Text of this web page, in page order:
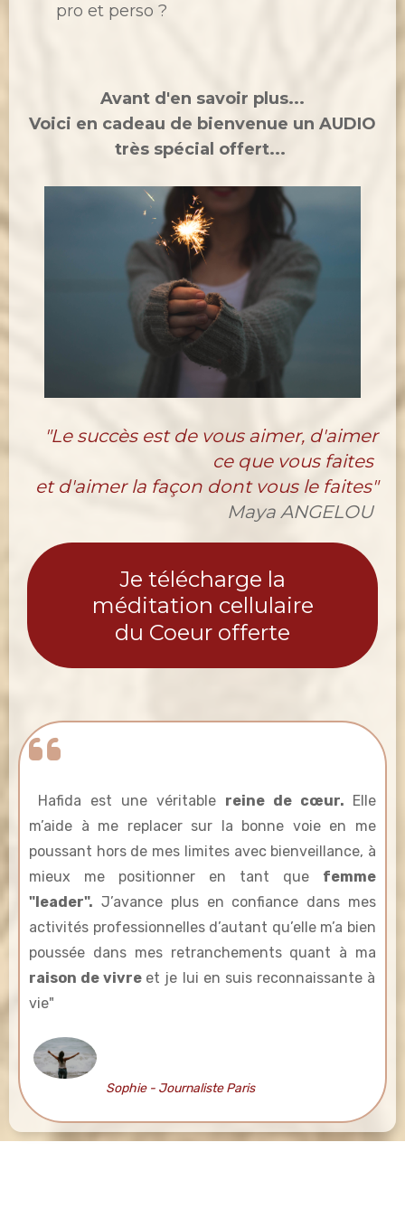
pro et perso ?
Avant d'en savoir plus...
Voici en cadeau de bienvenue un AUDIO
très spécial offert...
"Le succès est de vous aimer, d'aimer
ce que vous faites
et d'aimer la façon dont vous le faites"
Maya ANGELOU
Je télécharge la
méditation cellulaire
du Coeur offerte
Hafida est une véritable reine de cœur. Elle
m’aide à me replacer sur la bonne voie en me
poussant hors de mes limites avec bienveillance, à
mieux me positionner en tant que femme
"leader". J’avance plus en confiance dans mes
activités professionnelles d’autant qu’elle m’a bien
poussée dans mes retranchements quant à ma
raison de vivre et je lui en suis reconnaissante à
vie"
Sophie - Journaliste Paris